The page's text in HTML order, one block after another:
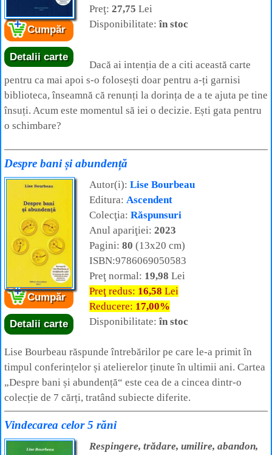
Cumpăr
Detalii carte
Preţ: 27,75 Lei
Disponibilitate:în stoc
Dacă ai intenția de a citi această carte
pentru ca mai apoi s-o folosești doar pentru a-ți garnisi
biblioteca, înseamnă că renunți la dorința de a te ajuta pe tine
însuți. Acum este momentul să iei o decizie. Ești gata pentru
o schimbare?
Despre bani și abundență
Cumpăr
Detalii carte
Autor(i): Lise Bourbeau
Editura: Ascendent
Colecţia: Răspunsuri
Anul apariţiei: 2023
Pagini: 80 (13x20 cm)
ISBN:9786069050583
Preţ normal: 19,98 Lei
Preţ redus: 16,58 Lei
Reducere: 17,00%
Disponibilitate:în stoc
Lise Bourbeau răspunde întrebărilor pe care le-a primit în
timpul conferințelor și atelierelor ținute în ultimii ani. Cartea
„Despre bani și abundență“ este cea de a cincea dintr-o
colecție de 7 cărți, tratând subiecte diferite.
Vindecarea celor 5 răni
Respingere, trădare, umilire, abandon,